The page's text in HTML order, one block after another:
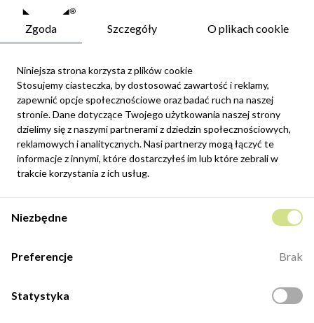
Newsletter
Możesz zrezygnować w każdej chwili. W tym celu należy odnaleźć
szczegóły w naszej informacji prawnej.
Zapisz się
internetowego.
Kontakt
Otwarte: 8:00 -16:00
Zgoda Szczegóły O plikach cookie
Niniejsza strona korzysta z plików cookie
Stosujemy ciasteczka, by dostosować zawartość i reklamy,
zapewnić opcje społecznościowe oraz badać ruch na naszej
stronie. Dane dotyczące Twojego użytkowania naszej strony
dzielimy się z naszymi partnerami z dziedzin społecznościowych,
reklamowych i analitycznych. Nasi partnerzy mogą łączyć te
informacje z innymi, które dostarczyłeś im lub które zebrali w
trakcie korzystania z ich usług.
Niezbędne
Preferencje Brak
Statystyka